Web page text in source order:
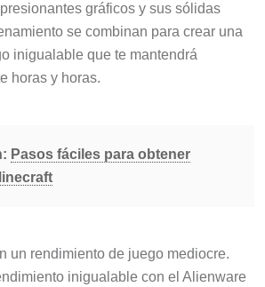
gráficos y sus sólidas
se combinan para crear una
inigualable que te mantendrá
horas y horas.
Pasos fáciles para obtener
un rendimiento de juego mediocre.
inigualable con el Alienware